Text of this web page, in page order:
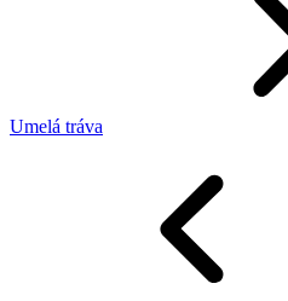
Umelá tráva